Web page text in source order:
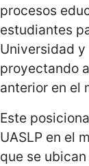
procesos
estudiantes
Universidad
proyectando
anterior en el
Este
UASLP en el
que se